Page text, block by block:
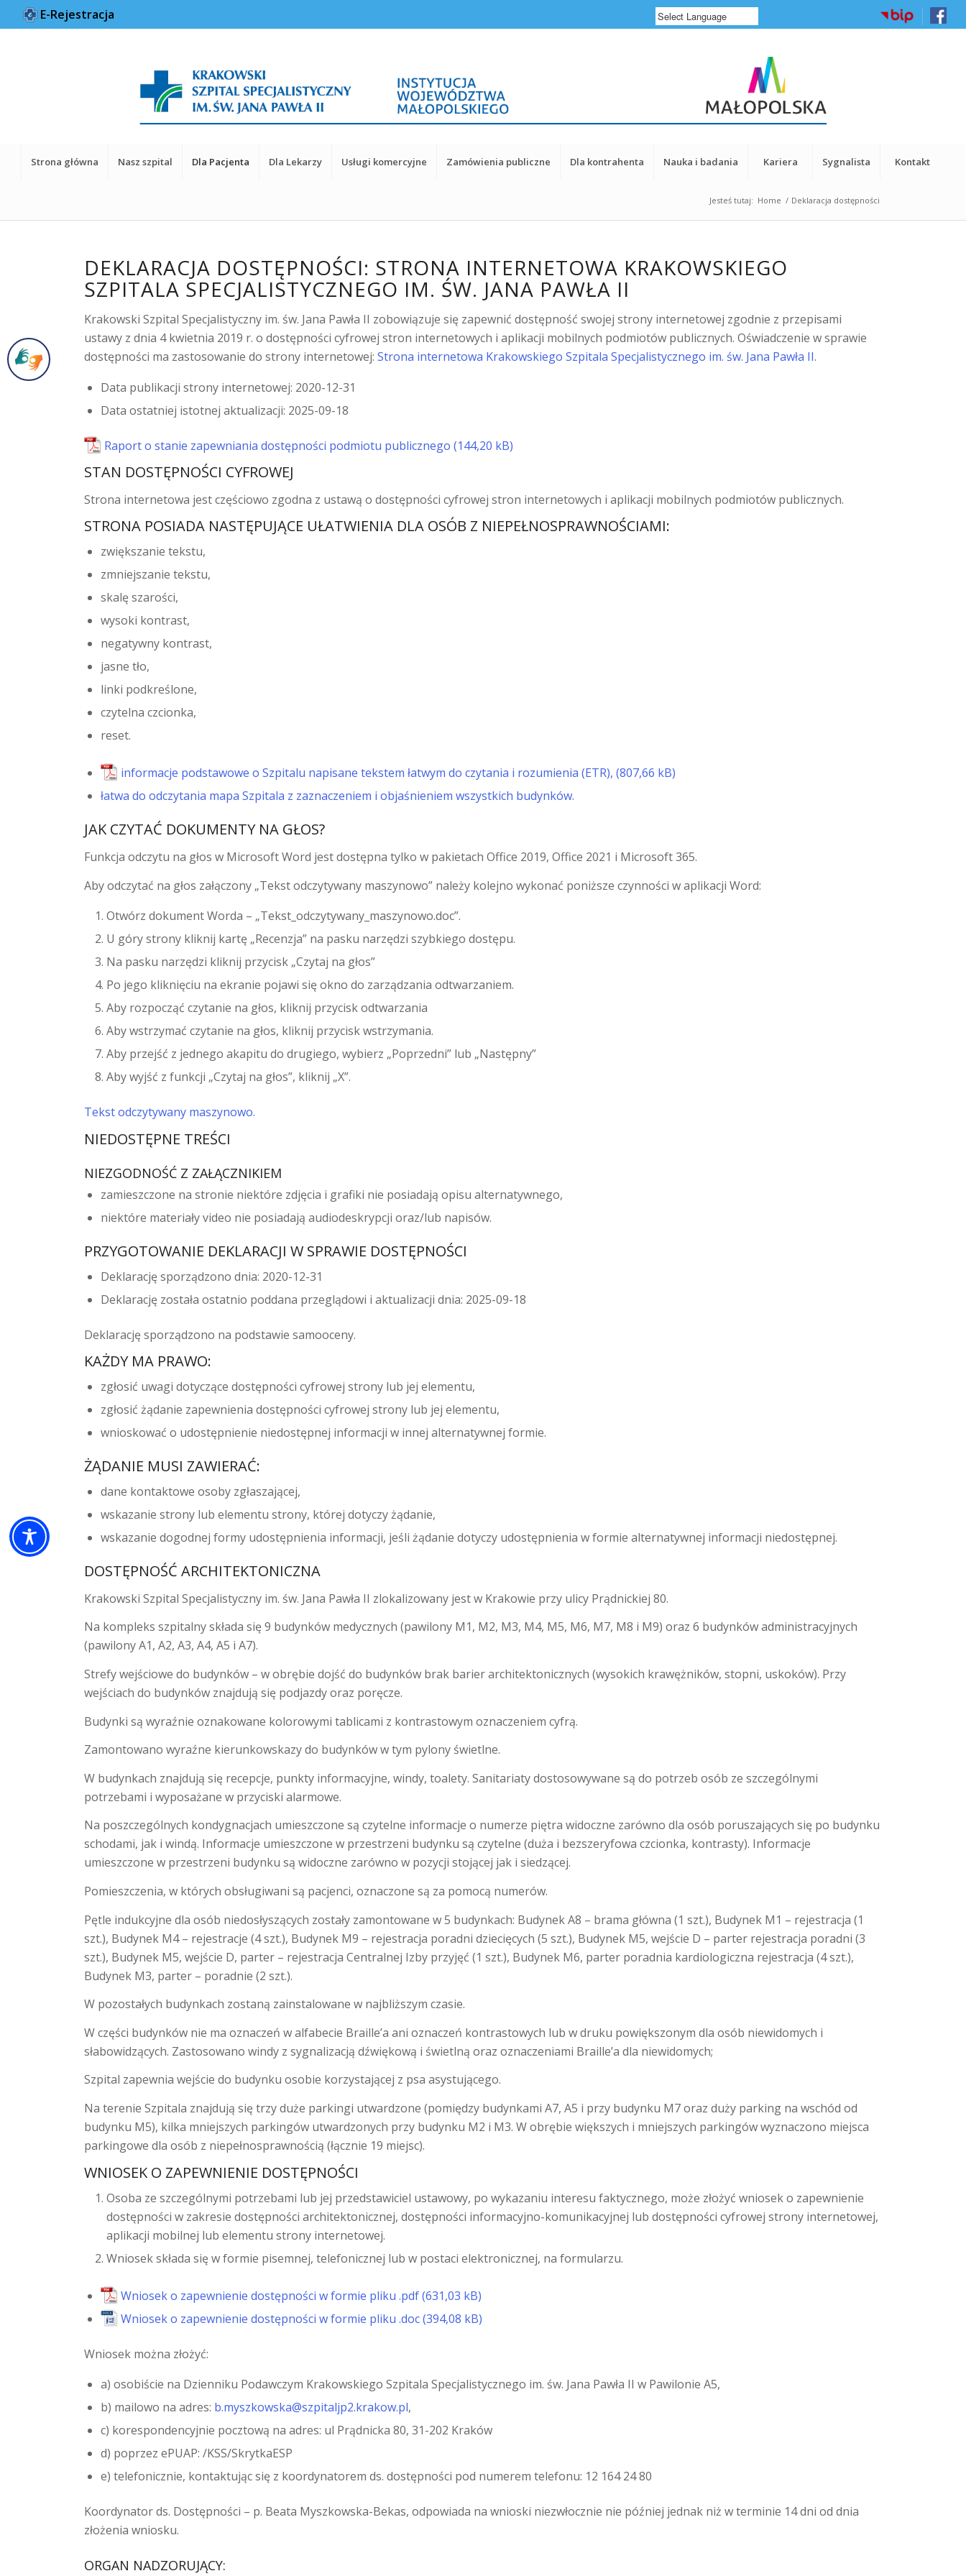
E-Rejestracja
Strona główna Nasz szpital Dla Pacjenta Dla Lekarzy Usługi komercyjne Zamówienia publiczne Dla kontrahenta Nauka i badania Kariera Sygnalista Kontakt
Jesteś tutaj: Home / Deklaracja dostępności
DEKLARACJA DOSTĘPNOŚCI: STRONA INTERNETOWA KRAKOWSKIEGO
SZPITALA SPECJALISTYCZNEGO IM. ŚW. JANA PAWŁA II
Krakowski Szpital Specjalistyczny im. św. Jana Pawła II zobowiązuje się zapewnić dostępność swojej strony internetowej zgodnie z przepisami
ustawy z dnia 4 kwietnia 2019 r. o dostępności cyfrowej stron internetowych i aplikacji mobilnych podmiotów publicznych. Oświadczenie w sprawie
dostępności ma zastosowanie do strony internetowej:Strona internetowa Krakowskiego Szpitala Specjalistycznego im. św. Jana Pawła II.
Data publikacji strony internetowej: 2020-12-31
Data ostatniej istotnej aktualizacji: 2025-09-18
Raport o stanie zapewniania dostępności podmiotu publicznego
STAN DOSTĘPNOŚCI CYFROWEJ
Strona internetowa jest częściowo zgodna z ustawą o dostępności cyfrowej stron internetowych i aplikacji mobilnych podmiotów publicznych.
STRONA POSIADA NASTĘPUJĄCE UŁATWIENIA DLA OSÓB Z NIEPEŁNOSPRAWNOŚCIAMI:
zwiększanie tekstu,
zmniejszanie tekstu,
skalę szarości,
wysoki kontrast,
negatywny kontrast,
jasne tło,
linki podkreślone,
czytelna czcionka,
reset.
informacje podstawowe o Szpitalu napisane tekstem łatwym do czytania i rozumienia (ETR),
łatwa do odczytania mapa Szpitala z zaznaczeniem i objaśnieniem wszystkich budynków.
JAK CZYTAĆ DOKUMENTY NA GŁOS?
Funkcja odczytu na głos w Microsoft Word jest dostępna tylko w pakietach Office 2019, Office 2021 i Microsoft 365.
Aby odczytać na głos załączony „Tekst odczytywany maszynowo” należy kolejno wykonać poniższe czynności w aplikacji Word:
Otwórz dokument Worda – „Tekst_odczytywany_maszynowo.doc”.
U góry strony kliknij kartę „Recenzja” na pasku narzędzi szybkiego dostępu.
Na pasku narzędzi kliknij przycisk „Czytaj na głos”
Po jego kliknięciu na ekranie pojawi się okno do zarządzania odtwarzaniem.
Aby rozpocząć czytanie na głos, kliknij przycisk odtwarzania
Aby wstrzymać czytanie na głos, kliknij przycisk wstrzymania.
Aby przejść z jednego akapitu do drugiego, wybierz „Poprzedni” lub „Następny”
Aby wyjść z funkcji „Czytaj na głos”, kliknij „X”.
Tekst odczytywany maszynowo.
NIEDOSTĘPNE TREŚCI
NIEZGODNOŚĆ Z ZAŁĄCZNIKIEM
zamieszczone na stronie niektóre zdjęcia i grafiki nie posiadają opisu alternatywnego,
niektóre materiały video nie posiadają audiodeskrypcji oraz/lub napisów.
PRZYGOTOWANIE DEKLARACJI W SPRAWIE DOSTĘPNOŚCI
Deklarację sporządzono dnia: 2020-12-31
Deklarację została ostatnio poddana przeglądowi i aktualizacji dnia: 2025-09-18
Deklarację sporządzono na podstawie samooceny.
KAŻDY MA PRAWO:
zgłosić uwagi dotyczące dostępności cyfrowej strony lub jej elementu,
zgłosić żądanie zapewnienia dostępności cyfrowej strony lub jej elementu,
wnioskować o udostępnienie niedostępnej informacji w innej alternatywnej formie.
ŻĄDANIE MUSI ZAWIERAĆ:
dane kontaktowe osoby zgłaszającej,
wskazanie strony lub elementu strony, której dotyczy żądanie,
wskazanie dogodnej formy udostępnienia informacji, jeśli żądanie dotyczy udostępnienia w formie alternatywnej informacji niedostępnej.
DOSTĘPNOŚĆ ARCHITEKTONICZNA
Krakowski Szpital Specjalistyczny im. św. Jana Pawła II zlokalizowany jest w Krakowie przy ulicy Prądnickiej 80.
Na kompleks szpitalny składa się 9 budynków medycznych (pawilony M1, M2, M3, M4, M5, M6, M7, M8 i M9) oraz 6 budynków administracyjnych
(pawilony A1, A2, A3, A4, A5 i A7).
Strefy wejściowe do budynków – w obrębie dojść do budynków brak barier architektonicznych (wysokich krawężników, stopni, uskoków). Przy
wejściach do budynków znajdują się podjazdy oraz poręcze.
Budynki są wyraźnie oznakowane kolorowymi tablicami z kontrastowym oznaczeniem cyfrą.
Zamontowano wyraźne kierunkowskazy do budynków w tym pylony świetlne.
W budynkach znajdują się recepcje, punkty informacyjne, windy, toalety. Sanitariaty dostosowywane są do potrzeb osób ze szczególnymi
potrzebami i wyposażane w przyciski alarmowe.
Na poszczególnych kondygnacjach umieszczone są czytelne informacje o numerze piętra widoczne zarówno dla osób poruszających się po budynku
schodami, jak i windą. Informacje umieszczone w przestrzeni budynku są czytelne (duża i bezszeryfowa czcionka, kontrasty). Informacje
umieszczone w przestrzeni budynku są widoczne zarówno w pozycji stojącej jak i siedzącej.
Pomieszczenia, w których obsługiwani są pacjenci, oznaczone są za pomocą numerów.
Pętle indukcyjne dla osób niedosłyszących zostały zamontowane w 5 budynkach: Budynek A8 – brama główna (1 szt.), Budynek M1 – rejestracja (1
szt.), Budynek M4 – rejestracje (4 szt.), Budynek M9 – rejestracja poradni dziecięcych (5 szt.), Budynek M5, wejście D – parter rejestracja poradni (3
szt.), Budynek M5, wejście D, parter – rejestracja Centralnej Izby przyjęć (1 szt.), Budynek M6, parter poradnia kardiologiczna rejestracja (4 szt.),
Budynek M3, parter – poradnie (2 szt.).
W pozostałych budynkach zostaną zainstalowane w najbliższym czasie.
W części budynków nie ma oznaczeń w alfabecie Braille’a ani oznaczeń kontrastowych lub w druku powiększonym dla osób niewidomych i
słabowidzących. Zastosowano windy z sygnalizacją dźwiękową i świetlną oraz oznaczeniami Braille’a dla niewidomych;
Szpital zapewnia wejście do budynku osobie korzystającej z psa asystującego.
Na terenie Szpitala znajdują się trzy duże parkingi utwardzone (pomiędzy budynkami A7, A5 i przy budynku M7 oraz duży parking na wschód od
budynku M5), kilka mniejszych parkingów utwardzonych przy budynku M2 i M3. W obrębie większych i mniejszych parkingów wyznaczono miejsca
parkingowe dla osób z niepełnosprawnością (łącznie 19 miejsc).
WNIOSEK O ZAPEWNIENIE DOSTĘPNOŚCI
Osoba ze szczególnymi potrzebami lub jej przedstawiciel ustawowy, po wykazaniu interesu faktycznego, może złożyć wniosek o zapewnienie
dostępności w zakresie dostępności architektonicznej, dostępności informacyjno-komunikacyjnej lub dostępności cyfrowej strony internetowej,
aplikacji mobilnej lub elementu strony internetowej.
Wniosek składa się w formie pisemnej, telefonicznej lub w postaci elektronicznej, na formularzu.
Wniosek o zapewnienie dostępności w formie pliku .pdf
Wniosek o zapewnienie dostępności w formie pliku .doc
Wniosek można złożyć:
a) osobiście na Dzienniku Podawczym Krakowskiego Szpitala Specjalistycznego im. św. Jana Pawła II w Pawilonie A5,
b) mailowo na adres: b.myszkowska@szpitaljp2.krakow.pl,
c) korespondencyjnie pocztową na adres: ul Prądnicka 80, 31-202 Kraków
d) poprzez ePUAP: /KSS/SkrytkaESP
e) telefonicznie, kontaktując się z koordynatorem ds. dostępności pod numerem telefonu: 12 164 24 80
Koordynator ds. Dostępności – p. Beata Myszkowska-Bekas, odpowiada na wnioski niezwłocznie nie później jednak niż w terminie 14 dni od dnia
złożenia wniosku.
ORGAN NADZORUJĄCY: